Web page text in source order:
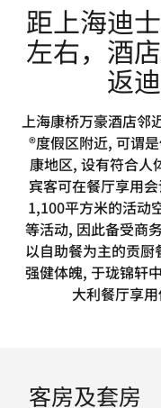
距上海迪
左右，酒
返
上海康桥万豪酒店邻
®度假区附近, 可谓
康地区, 设有符合人
宾客可在餐厅享用
1,100平方米的活动
等活动, 因此备受商
以自助餐为主的贡
强健体魄, 于珑锦轩
大利餐厅享
客房及套房